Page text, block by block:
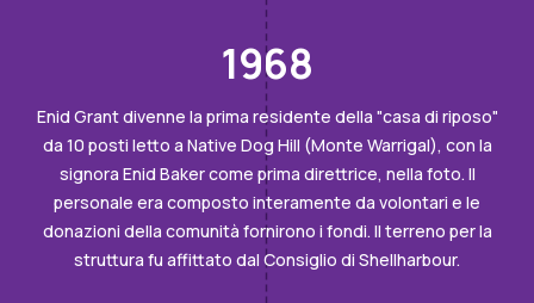
1968
Enid Grant divenne la prima residente della "casa di riposo"
da 10 posti letto a Native Dog Hill (Monte Warrigal), con la
signora Enid Baker come prima direttrice, nella foto. Il
personale era composto interamente da volontari e le
donazioni della comunità fornirono i fondi. Il terreno per la
struttura fu affittato dal Consiglio di Shellharbour.